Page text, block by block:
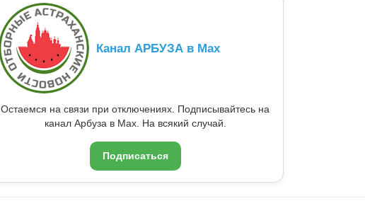
Канал АРБУЗА в Max
Остаемся на связи при отключениях. Подписывайтесь на
канал Арбуза в Max. На всякий случай.
Подписаться